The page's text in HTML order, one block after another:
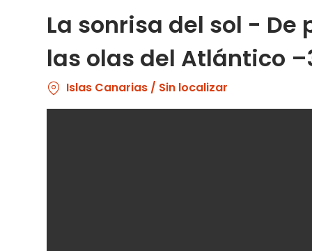
La sonrisa del sol -
las olas del Atlántico
Islas Canarias / Sin localizar